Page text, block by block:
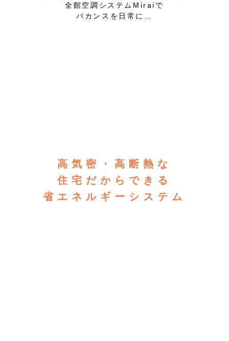
全館空調システムMiraiで
バカンスを日常に…
高気密・高断熱な
住宅だからできる
省エネルギーシステム